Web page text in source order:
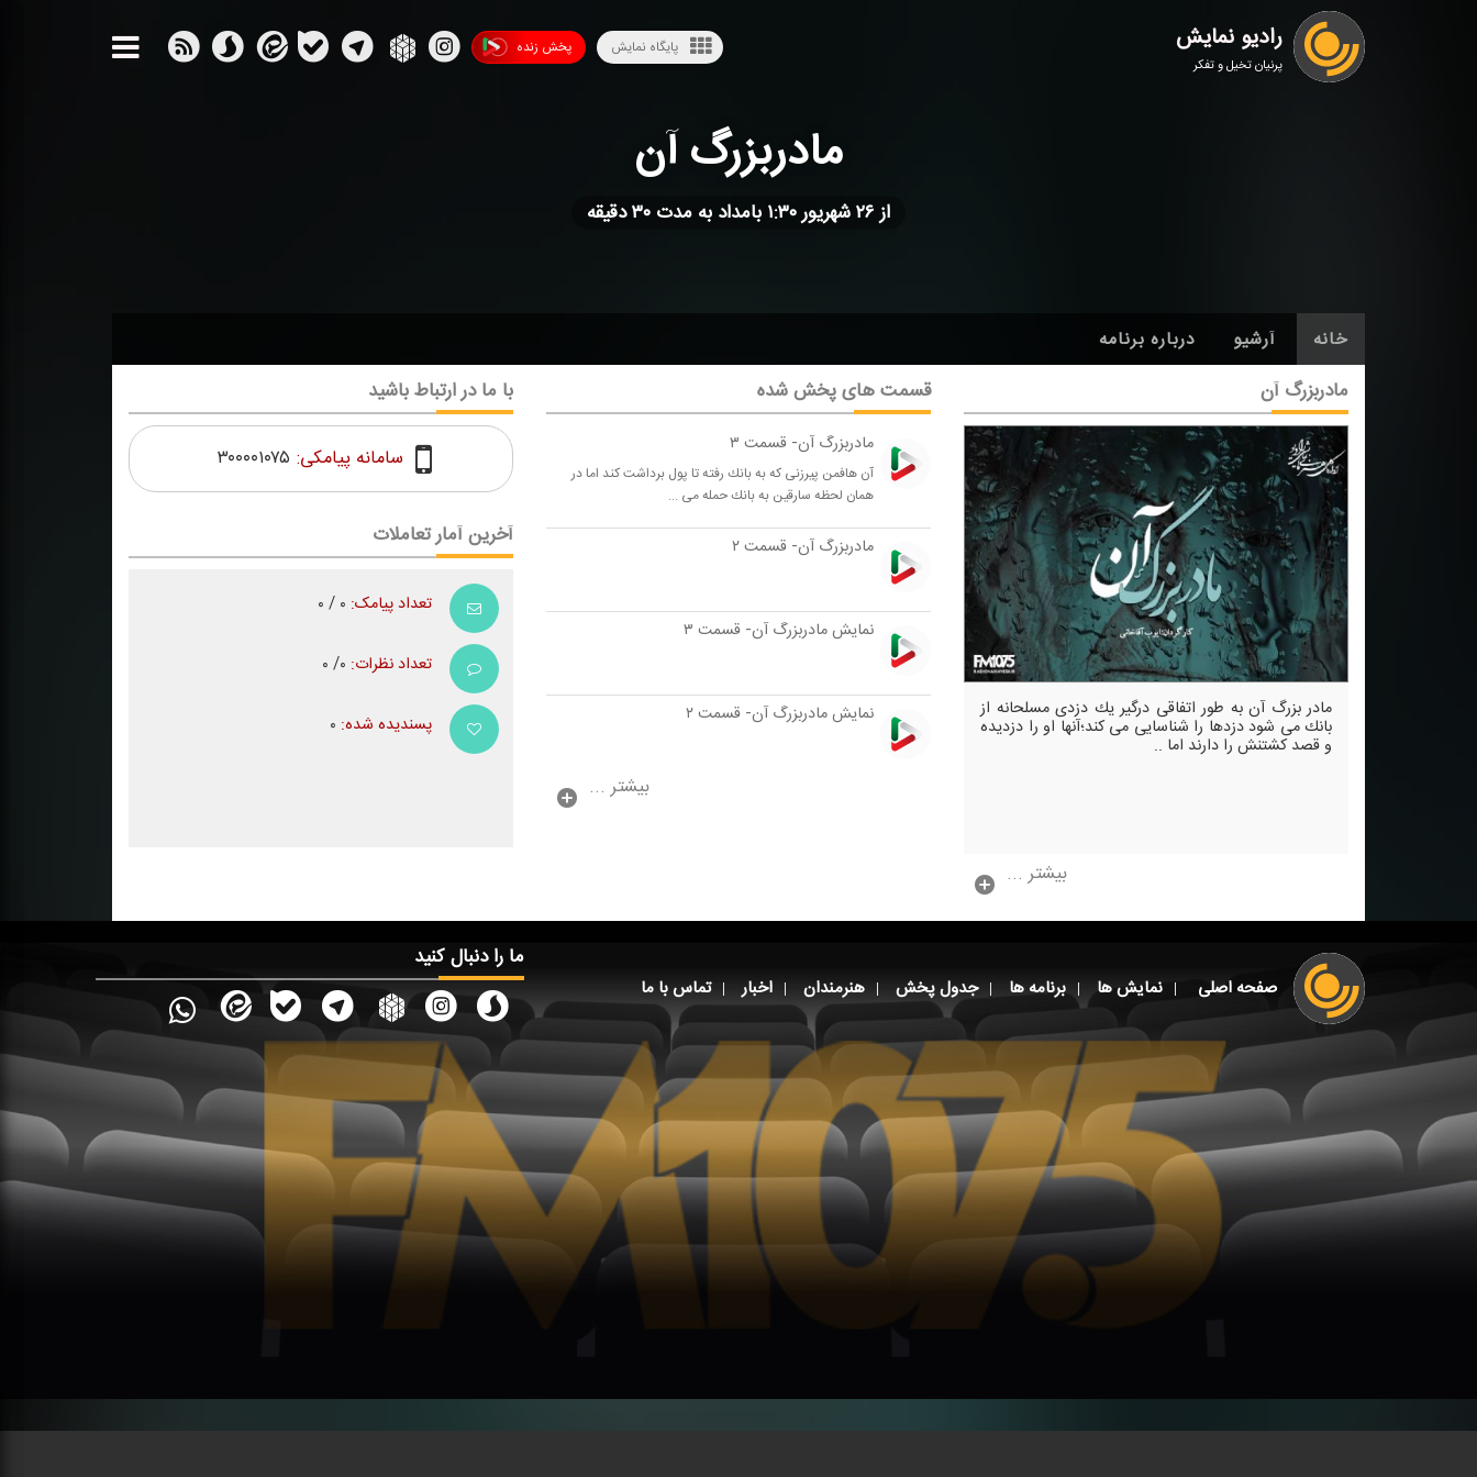
رادیو نمایش
پرنیان تخیل و تفکر
پخش زنده پایگاه نمایش
مادربزرگ آن
از ۲۶ شهریور ۱:۳۰ بامداد به مدت ۳۰ دقیقه
خانه آرشیو درباره برنامه
مادربزرگ آن
مادر بزرگ آن به طور اتفاقی درگیر یك دزدی مسلحانه از
بانك می شود دزدها را شناسایی می كند؛آنها او را دزدیده
و قصد كشتنش را دارند اما ..
بیشتر ...
قسمت های پخش شده
مادربزرگ آن- قسمت ۳
آن هافمن پیرزنی كه به بانك رفته تا پول برداشت كند اما در
همان لحظه سارقین به بانك حمله می ...
مادربزرگ آن- قسمت ۲
نمایش مادربزرگ آن- قسمت ۳
نمایش مادربزرگ آن- قسمت ۲
بیشتر ...
با ما در ارتباط باشید
سامانه پیامکی: ۳۰۰۰۰۱۰۷۵
آخرین آمار تعاملات
تعداد پیامک:
تعداد نظرات:
پسندیده شده:
صفحه اصلی نمایش ها برنامه ها جدول پخش هنرمندان اخبار تماس با ما
ما را دنبال کنید